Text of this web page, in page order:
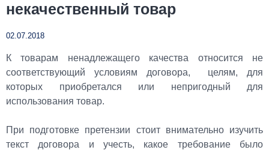
некачественный товар
02.07.2018
К товарам ненадлежащего качества относится не
соответствующий условиям договора, целям, для
которых приобретался или непригодный для
использования товар.
При подготовке претензии стоит внимательно изучить
текст договора и учесть, какое требование было